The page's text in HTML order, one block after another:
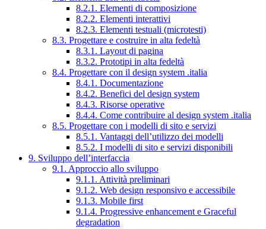
8.2.1. Elementi di composizione
8.2.2. Elementi interattivi
8.2.3. Elementi testuali (microtesti)
8.3. Progettare e costruire in alta fedeltà
8.3.1. Layout di pagina
8.3.2. Prototipi in alta fedeltà
8.4. Progettare con il design system .italia
8.4.1. Documentazione
8.4.2. Benefici del design system
8.4.3. Risorse operative
8.4.4. Come contribuire al design system .italia
8.5. Progettare con i modelli di sito e servizi
8.5.1. Vantaggi dell’utilizzo dei modelli
8.5.2. I modelli di sito e servizi disponibili
9. Sviluppo dell’interfaccia
9.1. Approccio allo sviluppo
9.1.1. Attività preliminari
9.1.2. Web design responsivo e accessibile
9.1.3. Mobile first
9.1.4. Progressive enhancement e Graceful
degradation